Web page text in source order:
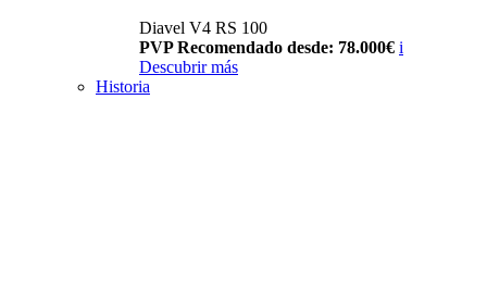
Diavel V4 RS 100
PVP Recomendado desde: 78.000€ i
Descubrir más
Historia